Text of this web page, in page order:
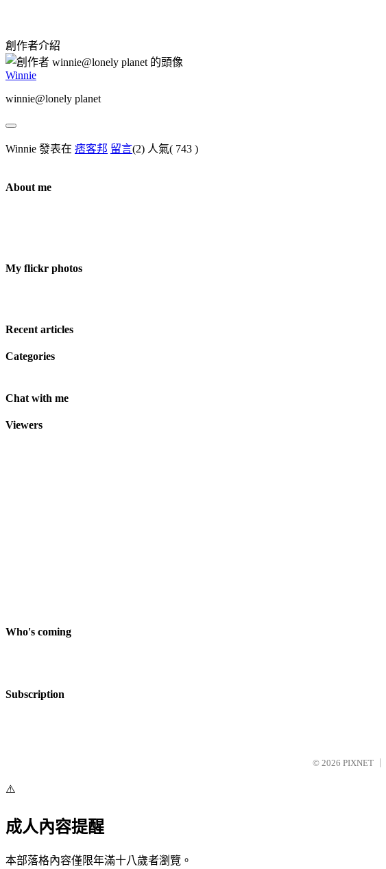
創作者介紹
Winnie
winnie@lonely planet
Winnie 發表在 痞客邦 留言(2) 人氣( 743 )
About me
My flickr photos
Recent articles
Categories
Chat with me
Viewers
Who's coming
Subscription
© 2026 PIXNET
⚠️
成人內容提醒
本部落格內容僅限年滿十八歲者瀏覽。